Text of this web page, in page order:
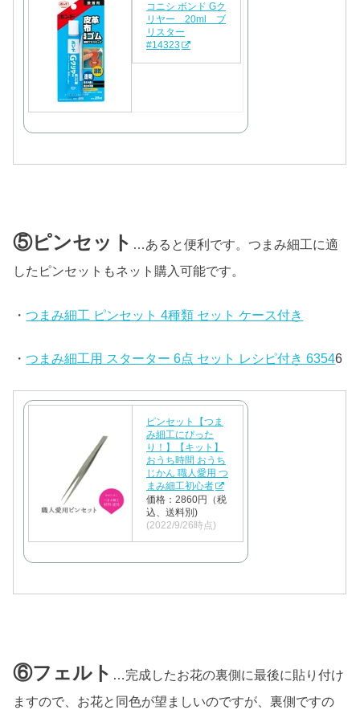
コニシ ボンド Gク
リヤー 20ml ブ
リスター
#14323
⑤ピンセット …あると便利です。つまみ細工に適
したピンセットもネット購入可能です。
・つまみ細工 ピンセット 4種類 セット ケース付き
・つまみ細工用 スターター 6点 セット レシピ付き 63546
ピンセット【つま
み細工にぴった
り！】【キット】
おうち時間 おうち
じかん 職人愛用 つ
まみ細工初心者
価格：2860円（税
込、送料別)
(2022/9/26時点)
⑥フェルト …完成したお花の裏側に最後に貼り付け
ますので、お花と同色が望ましいのですが、裏側ですの